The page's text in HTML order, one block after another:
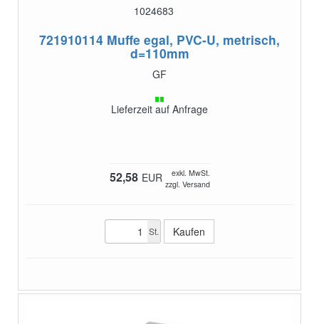
1024683
721910114 Muffe egal, PVC-U, metrisch,
d=110mm
GF
Lieferzeit auf Anfrage
52,58 EUR
exkl. MwSt.
zzgl. Versand
St.